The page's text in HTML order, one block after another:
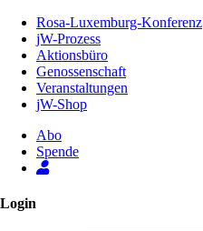
Inhalt
Seite
Rosa-Luxemburg-Konferenz
jW-Prozess
Aktionsbüro
Genossenschaft
Veranstaltungen
jW-Shop
Abo
Spende
Login